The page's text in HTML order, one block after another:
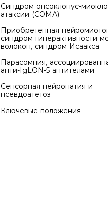
Синдром опсоклонус-
атаксии (СОМА)
Приобретенная
синдром гиперактивности
волокон, синдром Исаакса
Парасомния,
анти-IgLON-5 антителами
Сенсорная нейропатия и
псевдоатетоз
Ключевые положения